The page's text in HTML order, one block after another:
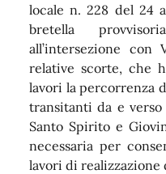
locale n. 228 del 24
bretella
all’intersezione con
relative scorte, che
lavori la percorrenza
transitanti da e
Santo Spirito e
necessaria per
lavori di realizzazione